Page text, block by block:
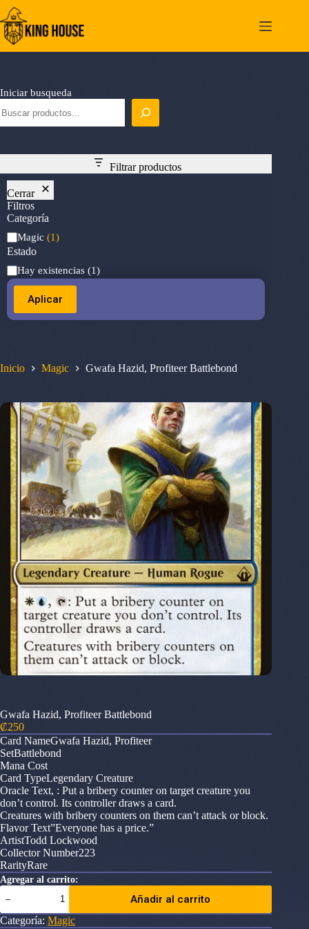
Saltar
al
contenido
Inicio Magic Gwafa Hazid, Profiteer Battlebond
Gwafa Hazid, Profiteer Battlebond
₡250
Card NameGwafa Hazid, Profiteer
SetBattlebond
Mana Cost
Card TypeLegendary Creature
Oracle Text, : Put a bribery counter on target creature you
don’t control. Its controller draws a card.
Creatures with bribery counters on them can’t attack or block.
Flavor Text”Everyone has a price.”
ArtistTodd Lockwood
Collector Number223
RarityRare
Agregar al carrito:
Gwafa
Hazid,
Profiteer
Battlebond
Añadir al carrito
Categoría: Magic
Iniciar busqueda
Filtrar productos
Cerrar
Filtros
Categoría
Categoría
Magic (1)
Estado
Estado
Hay existencias (1)
Aplicar